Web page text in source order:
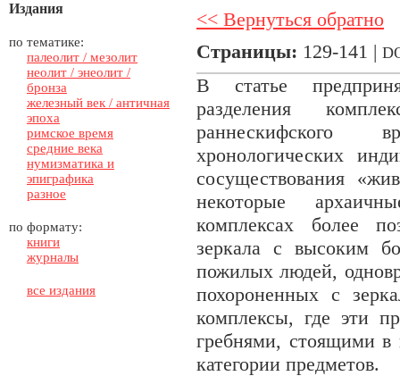
Издания
по тематике:
палеолит / мезолит
неолит / энеолит /
бронза
железный век / античная
эпоха
римское время
средние века
нумизматика и
эпиграфика
разное
по формату:
книги
журналы
все издания
<< Вернуться обратно
Страницы: 129-141 |
В статье
разделения
раннескифского
хронологических
сосуществования
некоторые
комплексах более
зеркала с высоким
пожилых людей,
похороненных с
комплексы, где эти
гребнями, стоящими в
категории предметов.